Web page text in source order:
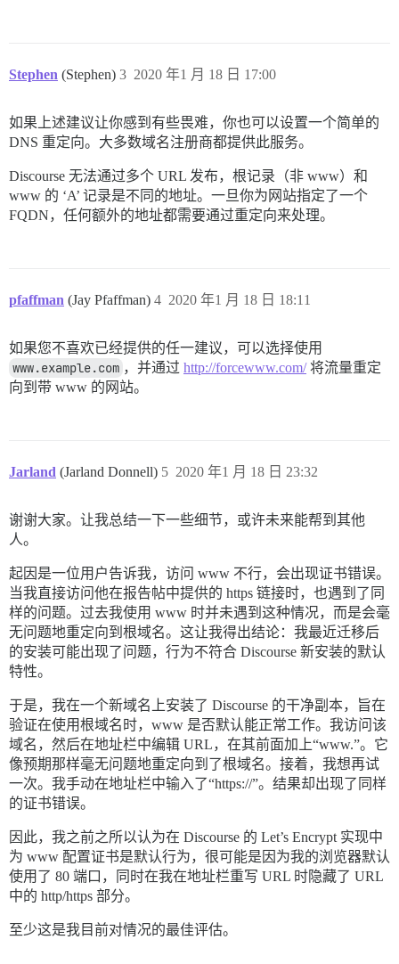
Stephen (Stephen) 2020 年1 月 18 日 17:00
3
如果上述建议让你感到有些畏难，你也可以设置一个简单的
DNS 重定向。大多数域名注册商都提供此服务。
Discourse 无法通过多个 URL 发布，根记录（非 www）和
www 的 ‘A’ 记录是不同的地址。一旦你为网站指定了一个
FQDN，任何额外的地址都需要通过重定向来处理。
pfaffman (Jay Pfaffman) 2020 年1 月 18 日 18:11
4
如果您不喜欢已经提供的任一建议，可以选择使用
www.example.com ，并通过 http://forcewww.com/将流量重定
向到带 www 的网站。
Jarland (Jarland Donnell) 2020 年1 月 18 日 23:32
5
谢谢大家。让我总结一下一些细节，或许未来能帮到其他
人。
起因是一位用户告诉我，访问 www 不行，会出现证书错误。
当我直接访问他在报告帖中提供的 https 链接时，也遇到了同
样的问题。过去我使用 www 时并未遇到这种情况，而是会毫
无问题地重定向到根域名。这让我得出结论：我最近迁移后
的安装可能出现了问题，行为不符合 Discourse 新安装的默认
特性。
于是，我在一个新域名上安装了 Discourse 的干净副本，旨在
验证在使用根域名时，www 是否默认能正常工作。我访问该
域名，然后在地址栏中编辑 URL，在其前面加上“www.”。它
像预期那样毫无问题地重定向到了根域名。接着，我想再试
一次。我手动在地址栏中输入了“https://”。结果却出现了同样
的证书错误。
因此，我之前之所以认为在 Discourse 的 Let’s Encrypt 实现中
为 www 配置证书是默认行为，很可能是因为我的浏览器默认
使用了 80 端口，同时在我在地址栏重写 URL 时隐藏了 URL
中的 http/https 部分。
至少这是我目前对情况的最佳评估。